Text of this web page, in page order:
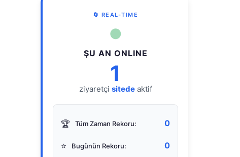
🔄 REAL-TIME
●
ŞU AN ONLINE
1
ziyaretçi sitedeaktif
🏆 Tüm Zaman Rekoru: 0
⭐ Bugünün Rekoru: 0